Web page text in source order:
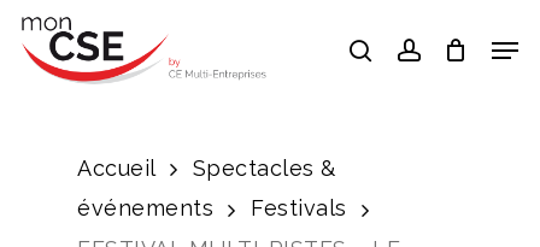
Skip
searchaccount
Accueil
Spectacles &
événements
Festivals